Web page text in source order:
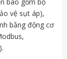
vệ sụt áp),
bằng động cơ